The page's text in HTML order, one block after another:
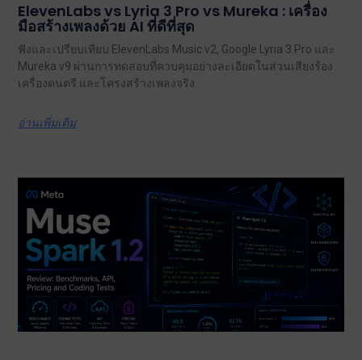
ElevenLabs vs Lyria 3 Pro vs Mureka : เครื่อง
มือสร้างเพลงด้วย AI ที่ดีที่สุด
ฟังและเปรียบเทียบ ElevenLabs Music v2, Google Lyria 3 Pro และ
Mureka v9 ผ่านการทดสอบที่ควบคุมอย่างละเอียดในส่วนเสียงร้อง
เครื่องดนตรี และโครงสร้างเพลงจริง.
อ่านเพิ่มเติม